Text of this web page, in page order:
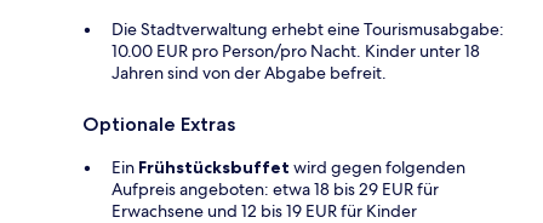
Die Stadtverwaltung erhebt eine Tourismusabgabe:
10.00 EUR pro Person/pro Nacht. Kinder unter 18
Jahren sind von der Abgabe befreit.
Optionale Extras
Ein Frühstücksbuffet wird gegen folgenden
Aufpreis angeboten: etwa 18 bis 29 EUR für
Erwachsene und 12 bis 19 EUR für Kinder